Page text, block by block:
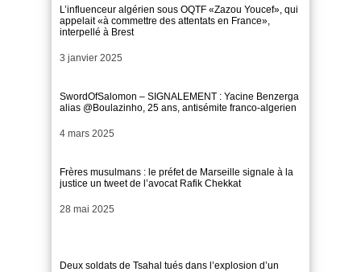
L’influenceur algérien sous OQTF «Zazou Youcef», qui
appelait «à commettre des attentats en France»,
interpellé à Brest
Date
3 janvier 2025
SwordOfSalomon – SIGNALEMENT : Yacine Benzerga
alias @Boulazinho, 25 ans, antisémite franco-algerien
Date
4 mars 2025
Frères musulmans : le préfet de Marseille signale à la
justice un tweet de l’avocat Rafik Chekkat
Date
28 mai 2025
Deux soldats de Tsahal tués dans l’explosion d’un